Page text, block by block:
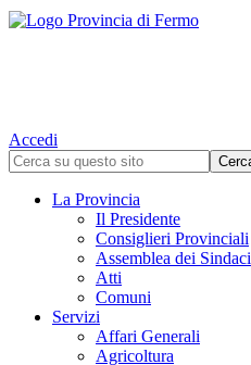
Accedi
La Provincia
Il Presidente
Consiglieri Provinciali
Assemblea dei Sindaci
Atti
Comuni
Servizi
Affari Generali
Agricoltura